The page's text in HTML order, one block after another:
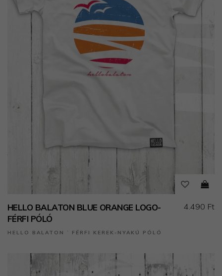
HELLO BALATON BLUE ORANGE LOGO-
FÉRFI PÓLÓ
HELLO BALATON ˙ FÉRFI KEREK-NYAKÚ PÓLÓ
4.490 Ft